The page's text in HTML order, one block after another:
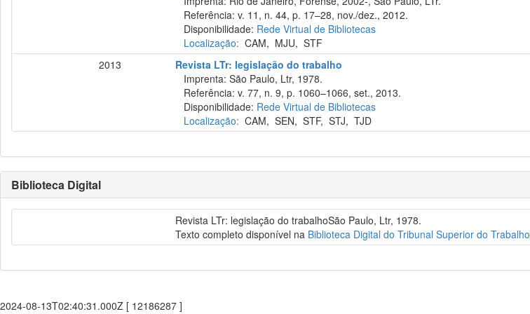
Referência: v. 11, n. 44, p. 17–28, nov./dez., 2012.
Disponibilidade: Rede Virtual de Bibliotecas
Localização: CAM, MJU,STF
2013
Revista LTr: legislação do trabalho
Imprenta: São Paulo, Ltr, 1978.
Referência: v. 77, n. 9, p. 1060–1066, set., 2013.
Disponibilidade: Rede Virtual de Bibliotecas
Localização: CAM,SEN,STF,STJ,TJD
Biblioteca Digital
Revista LTr: legislação do trabalhoSão Paulo, Ltr, 1978.
Texto completo disponível na Biblioteca Digital do Tribunal Superior do Trabalho
2024-08-13T02:40:31.000Z [ 12186287 ]